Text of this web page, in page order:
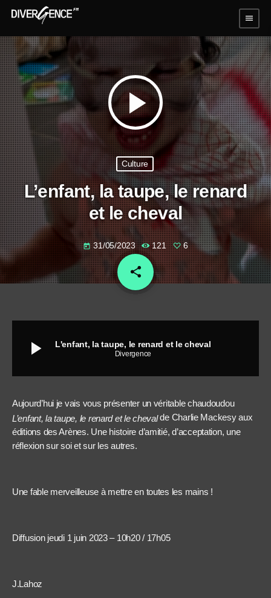
menu
play_arrow
Culture
L’enfant, la taupe, le renard
et le cheval
today 31/05/2023 121 6
share
email
play_arrow L'enfant, la taupe, le renard et le cheval
Divergence
Aujourd’hui je vais vous présenter un véritable chaudoudou
L’enfant, la taupe, le renard et le chevalde Charlie Mackesy aux
éditions des Arènes. Une histoire d’amitié, d’acceptation, une
réflexion sur soi et sur les autres.
Une fable merveilleuse à mettre en toutes les mains !
Diffusion jeudi 1 juin 2023 – 10h20 / 17h05
J.Lahoz